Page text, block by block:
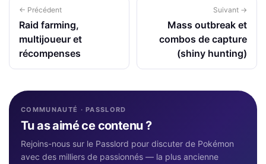
← Précédent
Raid farming,
multijoueur et
récompenses
Suivant →
Mass outbreak et
combos de capture
(shiny hunting)
COMMUNAUTÉ · PASSLORD
Tu as aimé ce contenu ?
Rejoins-nous sur le Passlord pour discuter de Pokémon
avec des milliers de passionnés — la plus ancienne